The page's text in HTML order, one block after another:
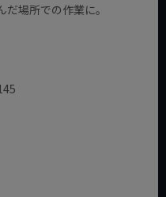
場所での作業に。